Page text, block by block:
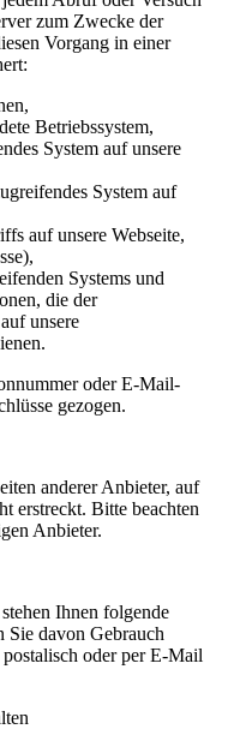
zum Zwecke der
Vorgang in einer
Betriebssystem,
System auf unsere
System auf
auf unsere Webseite,
Systems und
die der
unsere
oder E-Mail-
gezogen.
anderer Anbieter, auf
erstreckt. Bitte beachten
Anbieter.
Ihnen folgende
Sie davon Gebrauch
oder per E-Mail